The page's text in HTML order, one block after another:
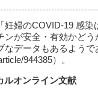
妊婦のCOVID-19 感染
ンが安全・有効かど
なデータもあるようで
944385）。
ルオンライン文献